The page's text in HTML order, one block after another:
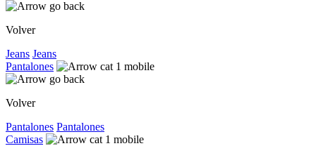
Volver
Jeans Jeans
Pantalones
Volver
Pantalones Pantalones
Camisas